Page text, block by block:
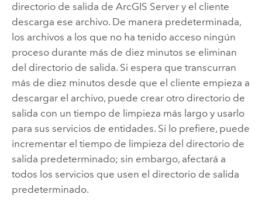
directorio de salida de ArcGIS Servery el cliente
descarga ese archivo. De manera predeterminada,
los archivos a los que no ha tenido acceso ningún
proceso durante más de diez minutos se eliminan
del directorio de salida. Si espera que transcurran
más de diez minutos desde que el cliente empieza a
descargar el archivo, puede crear otro directorio de
salida con un tiempo de limpieza más largo y usarlo
para sus servicios de entidades. Si lo prefiere, puede
incrementar el tiempo de limpieza del directorio de
salida predeterminado; sin embargo, afectará a
todos los servicios que usen el directorio de salida
predeterminado.